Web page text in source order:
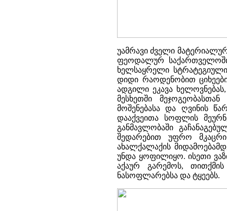
უამრავი ძველი
ფეოდალურ
ხელსაყრელი
დიდი რაოდენობით
ადგილი ეკავა
მესხეთში
მოშენებასა და ღვინის
დააქვეითა სოფლის
განმავლობაში
შედარებით უფრო
ახალქალაქის
უნდა ყოფილიყო. ისეთი
აქაურ გარემოს,
ნასოფლარებსა და ტყეებს.